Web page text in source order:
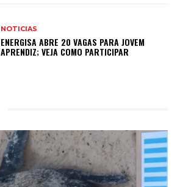
NOTICIAS
ENERGISA ABRE 20 VAGAS PARA JOVEM
APRENDIZ; VEJA COMO PARTICIPAR